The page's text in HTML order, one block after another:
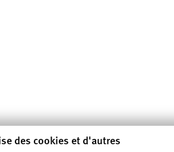
cookie preferences
des cookies et d'autres